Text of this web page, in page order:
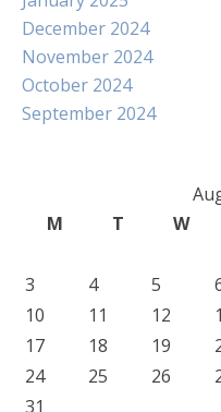
December 2024
November 2024
October 2024
September 2024
M
T W
3
4 5
10
11 12
17
18 19
24
25 26
31